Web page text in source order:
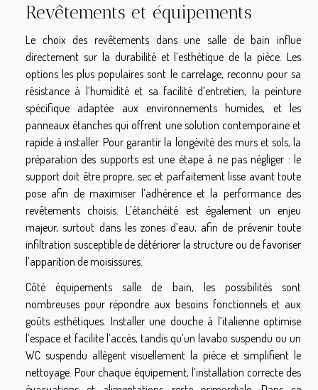
Revêtements et équipements
Le choix des revêtements dans une salle de bain influe
directement sur la durabilité et l’esthétique de la pièce. Les
options les plus populaires sont le carrelage, reconnu pour sa
résistance à l’humidité et sa facilité d’entretien, la peinture
spécifique adaptée aux environnements humides, et les
panneaux étanches qui offrent une solution contemporaine et
rapide à installer. Pour garantir la longévité des murs et sols, la
préparation des supports est une étape à ne pas négliger : le
support doit être propre, sec et parfaitement lisse avant toute
pose afin de maximiser l’adhérence et la performance des
revêtements choisis. L’étanchéité est également un enjeu
majeur, surtout dans les zones d’eau, afin de prévenir toute
infiltration susceptible de détériorer la structure ou de favoriser
l’apparition de moisissures.
Côté équipements salle de bain, les possibilités sont
nombreuses pour répondre aux besoins fonctionnels et aux
goûts esthétiques. Installer une douche à l’italienne optimise
l’espace et facilite l’accès, tandis qu’un lavabo suspendu ou un
WC suspendu allègent visuellement la pièce et simplifient le
nettoyage. Pour chaque équipement, l’installation correcte des